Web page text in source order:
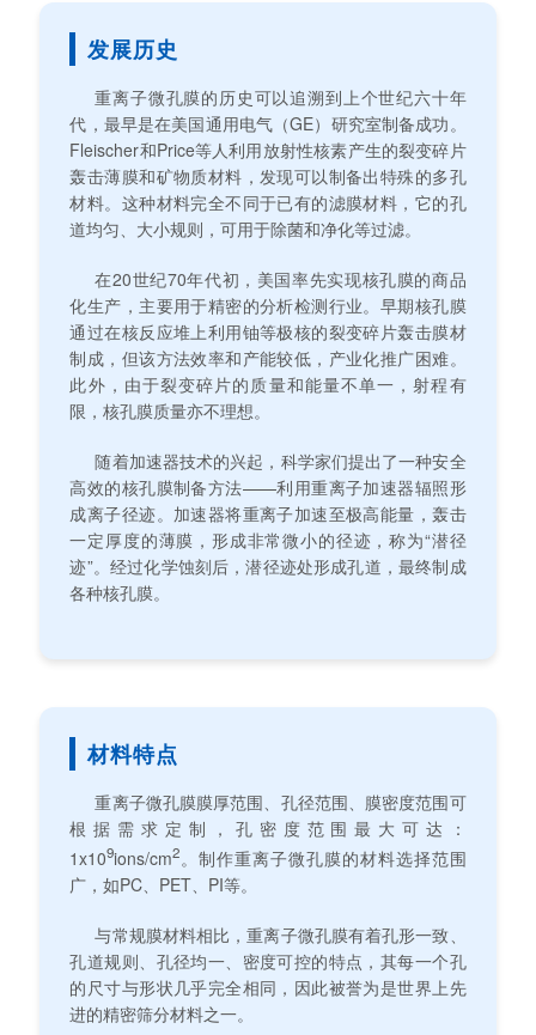
发展历史
重离子微孔膜的历史可以追溯到上个世纪六十年
代，最早是在美国通用电气（GE）研究室制备成功。
Fleischer和Price等人利用放射性核素产生的裂变碎片
轰击薄膜和矿物质材料，发现可以制备出特殊的多孔
材料。这种材料完全不同于已有的滤膜材料，它的孔
道均匀、大小规则，可用于除菌和净化等过滤。
在20世纪70年代初，美国率先实现核孔膜的商品
化生产，主要用于精密的分析检测行业。早期核孔膜
通过在核反应堆上利用铀等极核的裂变碎片轰击膜材
制成，但该方法效率和产能较低，产业化推广困难。
此外，由于裂变碎片的质量和能量不单一，射程有
限，核孔膜质量亦不理想。
随着加速器技术的兴起，科学家们提出了一种安全
高效的核孔膜制备方法——利用重离子加速器辐照形
成离子径迹。加速器将重离子加速至极高能量，轰击
一定厚度的薄膜，形成非常微小的径迹，称为“潜径
迹”。经过化学蚀刻后，潜径迹处形成孔道，最终制成
各种核孔膜。
材料特点
重离子微孔膜膜厚范围、孔径范围、膜密度范围可
根据需求定制，孔密度范围最大可达：
1x109ions/cm2。制作重离子微孔膜的材料选择范围
广，如PC、PET、PI等。
与常规膜材料相比，重离子微孔膜有着孔形一致、
孔道规则、孔径均一、密度可控的特点，其每一个孔
的尺寸与形状几乎完全相同，因此被誉为是世界上先
进的精密筛分材料之一。